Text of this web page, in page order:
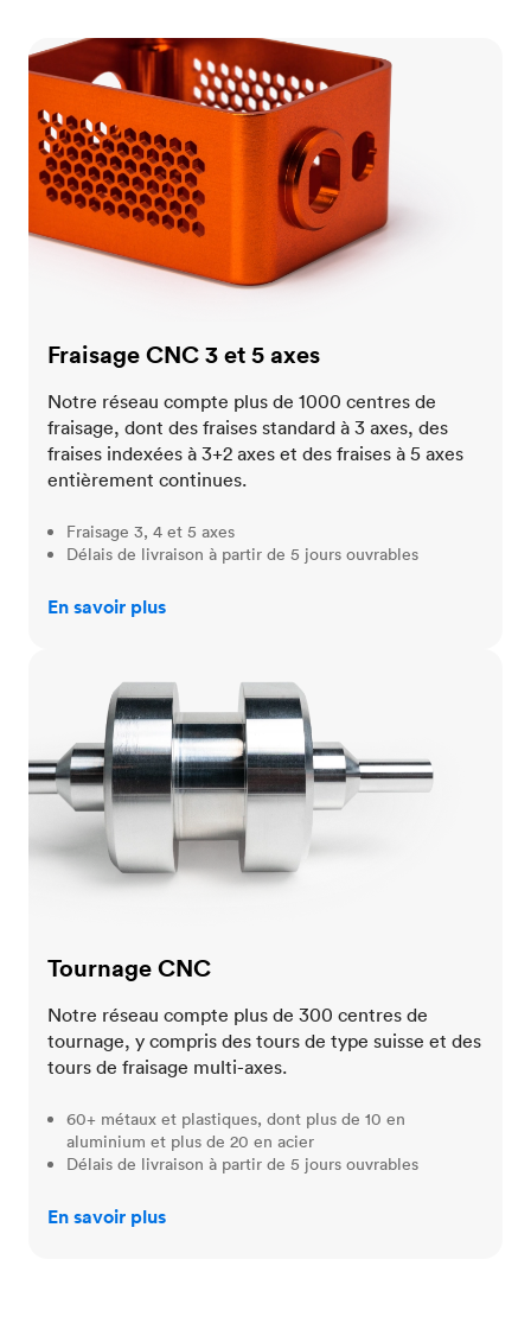
Fraisage CNC 3 et 5 axes
Fraisage CNC 3 et 5 axes
Notre réseau compte plus de 1000 centres de
fraisage, dont des fraises standard à 3 axes, des
fraises indexées à 3+2 axes et des fraises à 5 axes
entièrement continues.
Fraisage 3, 4 et 5 axes
Délais de livraison à partir de 5 jours ouvrables
En savoir plus
Tournage CNC
Notre réseau compte plus de 300 centres de
tournage, y compris des tours de type suisse et des
tours de fraisage multi-axes.
60+ métaux et plastiques, dont plus de 10 en
aluminium et plus de 20 en acier
Délais de livraison à partir de 5 jours ouvrables
En savoir plus